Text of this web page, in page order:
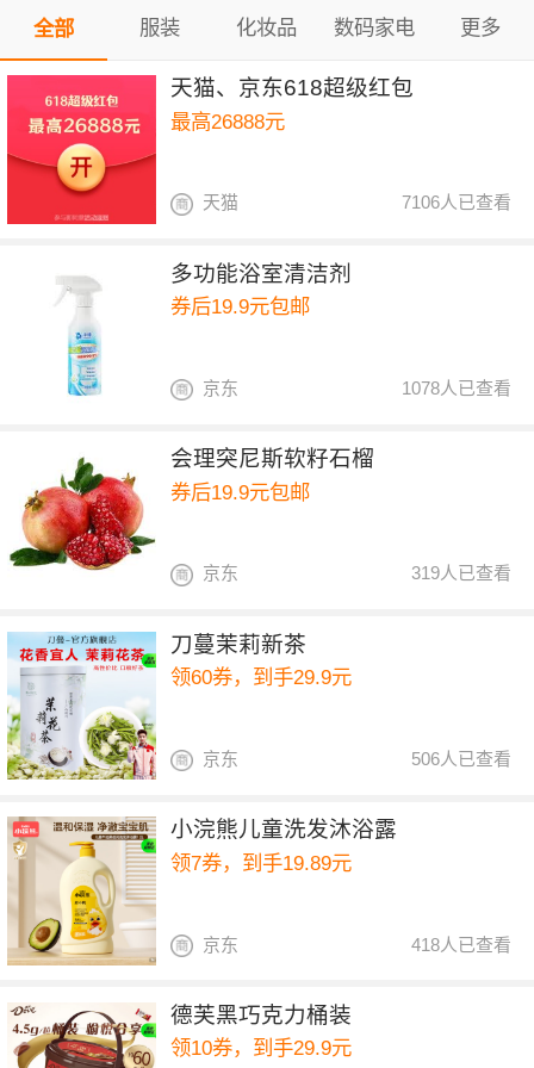
全部 服装 化妆品 数码家电 更多
天猫、京东618超级红包
最高26888元
7106人已查看
天猫
多功能浴室清洁剂
券后19.9元包邮
1078人已查看
京东
会理突尼斯软籽石榴
券后19.9元包邮
319人已查看
京东
刀蔓茉莉新茶
领60券，到手29.9元
506人已查看
京东
小浣熊儿童洗发沐浴露
领7券，到手19.89元
418人已查看
京东
德芙黑巧克力桶装
领10券，到手29.9元